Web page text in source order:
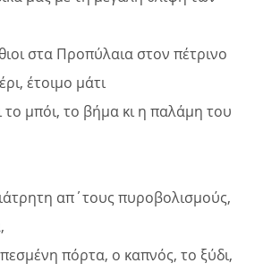
στα Προπύλαια στον πέτρινο
έτοιμο μάτι
μπόι, το βήμα κι η παλάμη του
απ΄τους πυροβολισμούς,
πόρτα, ο καπνός, το ξύδι,